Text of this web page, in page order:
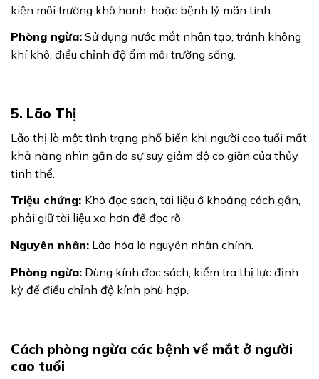
kiện môi trường khô hanh, hoặc bệnh lý mãn tính.
Phòng ngừa: Sử dụng nước mắt nhân tạo, tránh không
khí khô, điều chỉnh độ ẩm môi trường sống.
5. Lão Thị
Lão thị là một tình trạng phổ biến khi người cao tuổi mất
khả năng nhìn gần do sự suy giảm độ co giãn của thủy
tinh thể.
Triệu chứng: Khó đọc sách, tài liệu ở khoảng cách gần,
phải giữ tài liệu xa hơn để đọc rõ.
Nguyên nhân: Lão hóa là nguyên nhân chính.
Phòng ngừa: Dùng kính đọc sách, kiểm tra thị lực định
kỳ để điều chỉnh độ kính phù hợp.
Cách phòng ngừa các bệnh về mắt ở người
cao tuổi